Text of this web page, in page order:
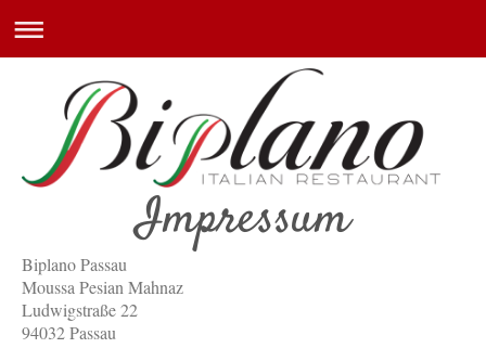
Impressum
Biplano Passau
Moussa Pesian Mahnaz
Ludwigstraße 22
94032 Passau